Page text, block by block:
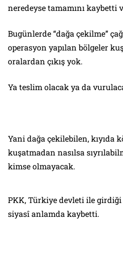
neredeyse tamamını kaybetti
Bugünlerde “dağa çekilme”
operasyon yapılan bölgeler
oralardan çıkış yok.
Ya teslim olacak ya da
Yani dağa çekilebilen, kıyıda
kuşatmadan nasılsa
kimse olmayacak.
PKK, Türkiye devleti ile girdiği
siyasî anlamda kaybetti.